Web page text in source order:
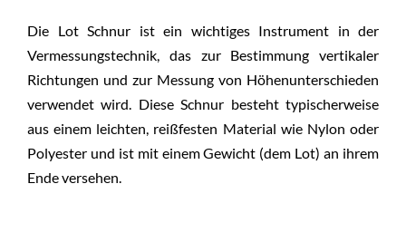
Die Lot Schnur ist ein wichtiges Instrument in der
Vermessungstechnik, das zur Bestimmung vertikaler
Richtungen und zur Messung von Höhenunterschieden
verwendet wird. Diese Schnur besteht typischerweise
aus einem leichten, reißfesten Material wie Nylon oder
Polyester und ist mit einem Gewicht (dem Lot) an ihrem
Ende versehen.